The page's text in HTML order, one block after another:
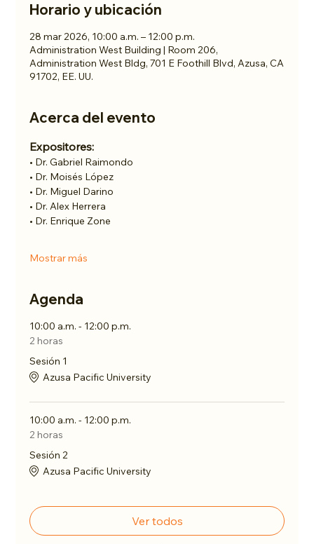
Horario y ubicación
28 mar 2026, 10:00 a.m. – 12:00 p.m.
Administration West Building | Room 206,
Administration West Bldg, 701 E Foothill Blvd, Azusa, CA
91702, EE. UU.
Acerca del evento
Expositores:
• Dr. Gabriel Raimondo
• Dr. Moisés López
• Dr. Miguel Darino
• Dr. Alex Herrera
• Dr. Enrique Zone
Mostrar más
Agenda
10:00 a.m. - 12:00 p.m.
2 horas
Sesión 1
Azusa Pacific University
10:00 a.m. - 12:00 p.m.
2 horas
Sesión 2
Azusa Pacific University
Ver todos